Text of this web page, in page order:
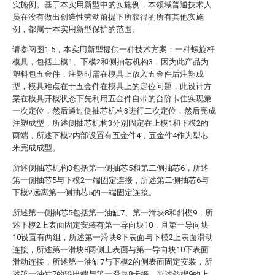
实施例。基于本实用新型中的实施例，本领域普通技术人
员在没有做出创造性劳动前提下所获得的所有其他实施
例，都属于本实用新型保护的范围。
请参阅图1-5，本实用新型提供一种技术方案：一种螺旋杆
模具，包括上模1、下模2和侧抽芯机构3，因为此产品为
塑料包五金件，注塑时需在模具上放入五金件后注塑成
型，模具难点在于五金件在模具上的定位问题，此设计方
案在模具开模状态下先利用五金件自带的台阶卡住实现第
一次定位，然后通过侧抽芯机构3进行二次定位，然后完成
注塑成型，所述侧抽芯机构3分别固定在上模1和下模2的
两端，所述下模2内部设置有五金件4，五金件4作为型芯
来完成成型。
所述侧抽芯机构3包括第一侧抽芯5和第二侧抽芯6，所述
第一侧抽芯5与下模2一端固定连接，所述第二侧抽芯6与
下模2远离第一侧抽芯5的一端固定连接。
所述第一侧抽芯5包括第一油缸7、第一滑块8和斜楔9，所
述下模2上表面固定安装有第一导向块10，且第一导向块
10设置有两组，所述第一滑块8下表面与下模2上表面滑动
连接，所述第一滑块8两侧上表面与第一导向块10下表面
滑动连接，所述第一油缸7与下模2的侧表面固定安装，所